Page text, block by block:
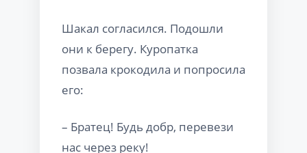
Шакал согласился. Подошли
они к берегу. Куропатка
позвала крокодила и попросила
его:
– Братец! Будь добр, перевези
нас через реку!